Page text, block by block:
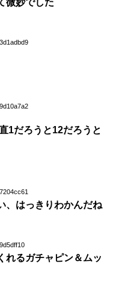
微妙でした
1だろうと12だろうと
、はっきりわかんだね
れるガチャピン＆ムッ